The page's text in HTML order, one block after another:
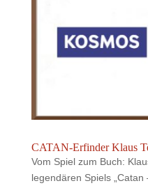
CATAN-Erfinder Klaus
Vom Spiel zum Buch:
legendären Spiels